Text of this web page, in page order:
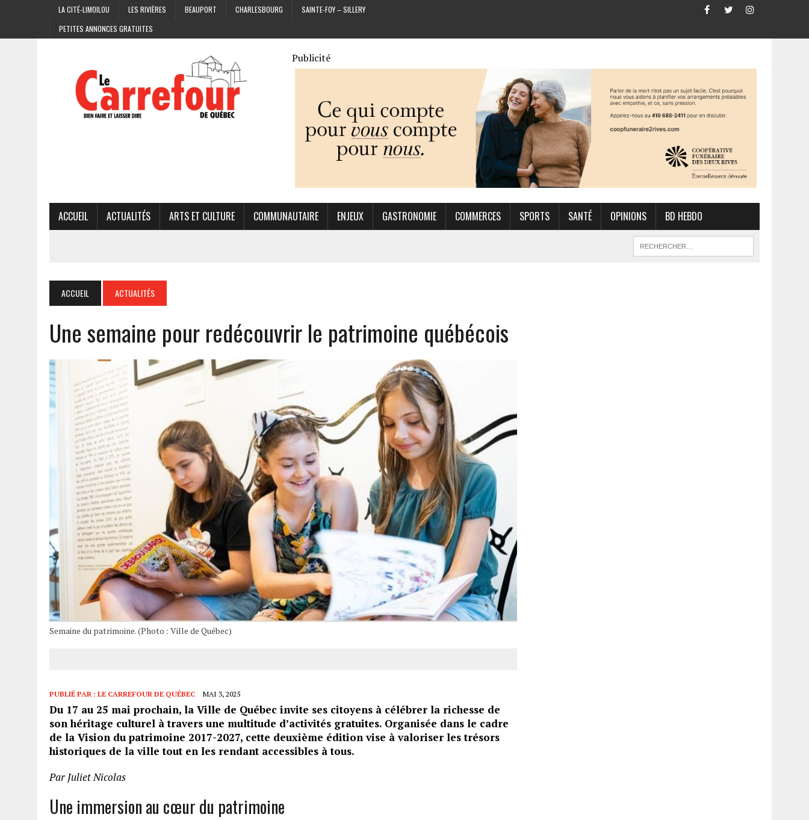
LA CITÉ-LIMOILOU LES RIVIÈRES BEAUPORT CHARLESBOURG
SAINTE-FOY – SILLERY
PETITES ANNONCES GRATUITES
Publicité
ACCUEIL ACTUALITÉS ARTS ET CULTURE COMMUNAUTAIRE ENJEUX GASTRONOMIE COMMERCES SPORTS SANTÉ OPINIONS BD HEBDO
ACCUEIL ACTUALITÉS
Une semaine pour redécouvrir le patrimoine québécois
Semaine du patrimoine. (Photo : Ville de Québec)
PUBLIÉ PAR : LE CARREFOUR DE QUÉBEC MAI 3, 2025
Du 17 au 25 mai prochain, la Ville de Québec invite ses citoyens à célébrer la richesse de
son héritage culturel à travers une multitude d’activités gratuites. Organisée dans le cadre
de la Vision du patrimoine 2017-2027, cette deuxième édition vise à valoriser les trésors
historiques de la ville tout en les rendant accessibles à tous.
Par Juliet Nicolas
Une immersion au cœur du patrimoine